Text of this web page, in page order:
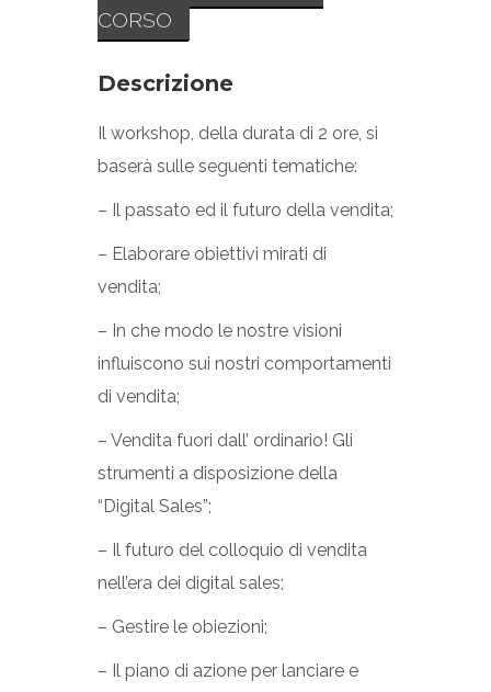
CORSO
Descrizione
Il workshop, della durata di 2 ore, si
baserà sulle seguenti tematiche:
– Il passato ed il futuro della vendita;
– Elaborare obiettivi mirati di
vendita;
– In che modo le nostre visioni
influiscono sui nostri comportamenti
di vendita;
– Vendita fuori dall’ ordinario! Gli
strumenti a disposizione della
“Digital Sales”;
– Il futuro del colloquio di vendita
nell’era dei digital sales;
– Gestire le obiezioni;
– Il piano di azione per lanciare e